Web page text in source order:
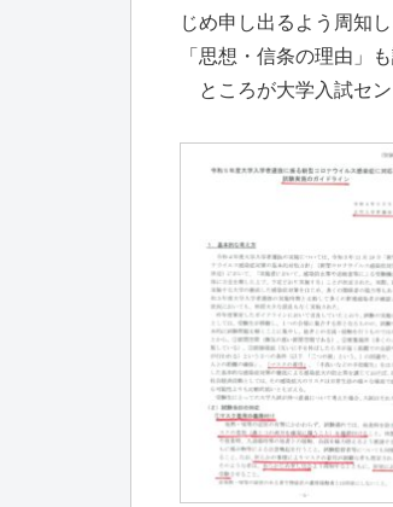
じめ申し出るよう周知
「思想・信条の理由」
ところが大学入試セン